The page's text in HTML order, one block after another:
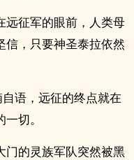
征军的眼前，人类母
信，只要神圣泰拉依然
语，远征的终点就在
切。
门的灵族军队突然被黑